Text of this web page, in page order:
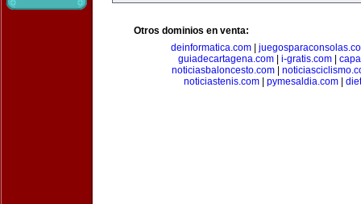
Otros dominios en venta:
deinformatica.com
guiadecartagena.com| i-gratis.com|
noticiasbaloncesto.com
noticiastenis.com
pymesaldia.com